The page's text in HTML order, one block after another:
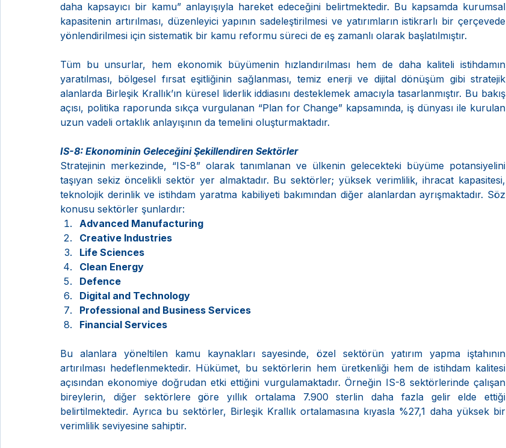
daha kapsayıcı bir kamu” anlayışıyla hareket edeceğini belirtmektedir. Bu kapsamda kurumsal
kapasitenin artırılması, düzenleyici yapının sadeleştirilmesi ve yatırımların istikrarlı bir çerçevede
yönlendirilmesi için sistematik bir kamu reformu süreci de eş zamanlı olarak başlatılmıştır.
Tüm bu unsurlar, hem ekonomik büyümenin hızlandırılması hem de daha kaliteli istihdamın
yaratılması, bölgesel fırsat eşitliğinin sağlanması, temiz enerji ve dijital dönüşüm gibi stratejik
alanlarda Birleşik Krallık’ın küresel liderlik iddiasını desteklemek amacıyla tasarlanmıştır. Bu bakış
açısı, politika raporunda sıkça vurgulanan “Plan for Change” kapsamında, iş dünyası ile kurulan
uzun vadeli ortaklık anlayışının da temelini oluşturmaktadır.
IS-8: Ekonominin Geleceğini Şekillendiren Sektörler
Stratejinin merkezinde, “IS-8” olarak tanımlanan ve ülkenin gelecekteki büyüme potansiyelini
taşıyan sekiz öncelikli sektör yer almaktadır. Bu sektörler; yüksek verimlilik, ihracat kapasitesi,
teknolojik derinlik ve istihdam yaratma kabiliyeti bakımından diğer alanlardan ayrışmaktadır. Söz
konusu sektörler şunlardır:
Advanced Manufacturing
Creative Industries
Life Sciences
Clean Energy
Defence
Digital and Technology
Professional and Business Services
Financial Services
Bu alanlara yöneltilen kamu kaynakları sayesinde, özel sektörün yatırım yapma iştahının
artırılması hedeflenmektedir. Hükümet, bu sektörlerin hem üretkenliği hem de istihdam kalitesi
açısından ekonomiye doğrudan etki ettiğini vurgulamaktadır. Örneğin IS-8 sektörlerinde çalışan
bireylerin, diğer sektörlere göre yıllık ortalama 7.900 sterlin daha fazla gelir elde ettiği
belirtilmektedir. Ayrıca bu sektörler, Birleşik Krallık ortalamasına kıyasla %27,1 daha yüksek bir
verimlilik seviyesine sahiptir.